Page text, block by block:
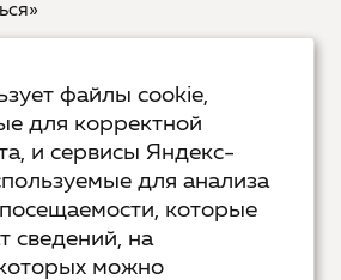
болевые точки... и
в своем городе
файлы cookie,
для корректной
и сервисы Яндекс-
для анализа
посещаемости, которые
сведений, на
можно